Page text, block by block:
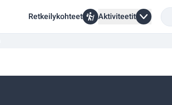
Retkeilykohteet Aktiviteetit